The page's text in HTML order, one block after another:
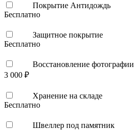
Покрытие Антидождь
Бесплатно
Защитное покрытие
Бесплатно
Восстановление фотографии
3 000 ₽
Хранение на складе
Бесплатно
Швеллер под памятник